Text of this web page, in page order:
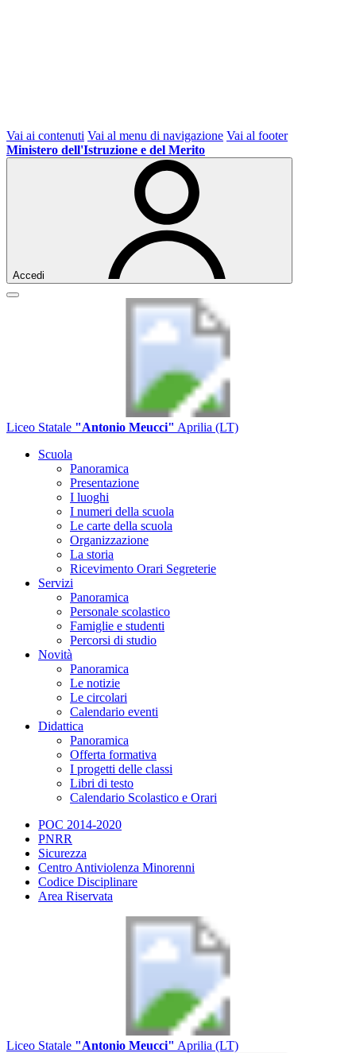
Vai ai contenuti Vai al menu di navigazione Vai al footer
Ministero dell'Istruzione e del Merito
Accedi
Liceo Statale "Antonio Meucci" Aprilia (LT)
Scuola
Panoramica
Presentazione
I luoghi
I numeri della scuola
Le carte della scuola
Organizzazione
La storia
Ricevimento Orari Segreterie
Servizi
Panoramica
Personale scolastico
Famiglie e studenti
Percorsi di studio
Novità
Panoramica
Le notizie
Le circolari
Calendario eventi
Didattica
Panoramica
Offerta formativa
I progetti delle classi
Libri di testo
Calendario Scolastico e Orari
POC 2014-2020
PNRR
Sicurezza
Centro Antiviolenza Minorenni
Codice Disciplinare
Area Riservata
Liceo Statale "Antonio Meucci" Aprilia (LT)